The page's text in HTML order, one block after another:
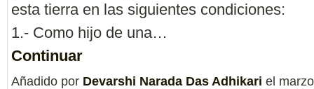
esta tierra en las siguientes condiciones:
1.- Como hijo de una…
Continuar
Añadido por Devarshi Narada Das Adhikari el